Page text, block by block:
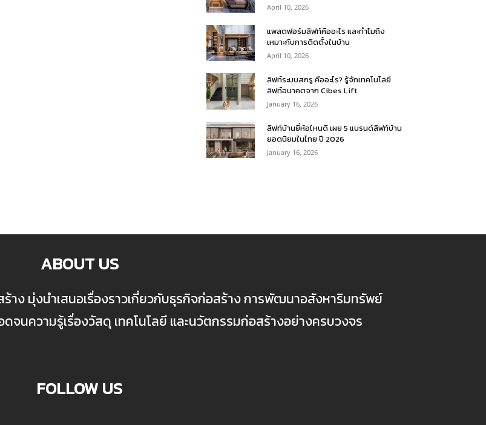
April 10, 2026
แพลตฟอร์มลิฟท์คืออะไร และทำไมถึง
เหมาะกับการติดตั้งในบ้าน
April 10, 2026
ลิฟท์ระบบสกรู คืออะไร? รู้จักเทคโนโลยี
ลิฟท์อนาคตจาก Cibes Lift
January 16, 2026
ลิฟท์บ้านยี่ห้อไหนดี เผย 5 แบรนด์ลิฟท์บ้าน
ยอดนิยมในไทย ปี 2026
January 16, 2026
ABOUT US
ร้าง มุ่งนำเสนอเรื่องราวเกี่ยวกับธุรกิจก่อสร้าง การพัฒนาอสังหาริมทรัพย์
นความรู้เรื่องวัสดุ เทคโนโลยี และนวัตกรรมก่อสร้างอย่างครบวงจร
FOLLOW US